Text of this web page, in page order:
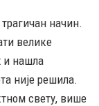
начин.
велике
и нашла
није решила.
свету, више